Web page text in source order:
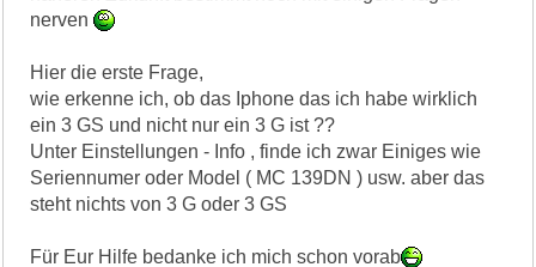
nerven
Hier die erste Frage,
wie erkenne ich, ob das Iphone das ich habe wirklich
ein 3 GS und nicht nur ein 3 G ist ??
Unter Einstellungen - Info , finde ich zwar Einiges wie
Seriennumer oder Model ( MC 139DN ) usw. aber das
steht nichts von 3 G oder 3 GS
Für Eur Hilfe bedanke ich mich schon vorab